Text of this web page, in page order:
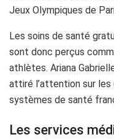
Jeux Olympiques de
Les soins de santé
sont donc perçus
athlètes. Ariana
attiré l’attention sur
systèmes de santé
Les services